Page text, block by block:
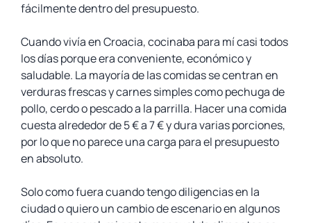
fácilmente dentro del presupuesto.
Cuando vivía en Croacia, cocinaba para mí casi todos
los días porque era conveniente, económico y
saludable. La mayoría de las comidas se centran en
verduras frescas y carnes simples como pechuga de
pollo, cerdo o pescado a la parrilla. Hacer una comida
cuesta alrededor de 5 € a 7 € y dura varias porciones,
por lo que no parece una carga para el presupuesto
en absoluto.
Solo como fuera cuando tengo diligencias en la
ciudad o quiero un cambio de escenario en algunos